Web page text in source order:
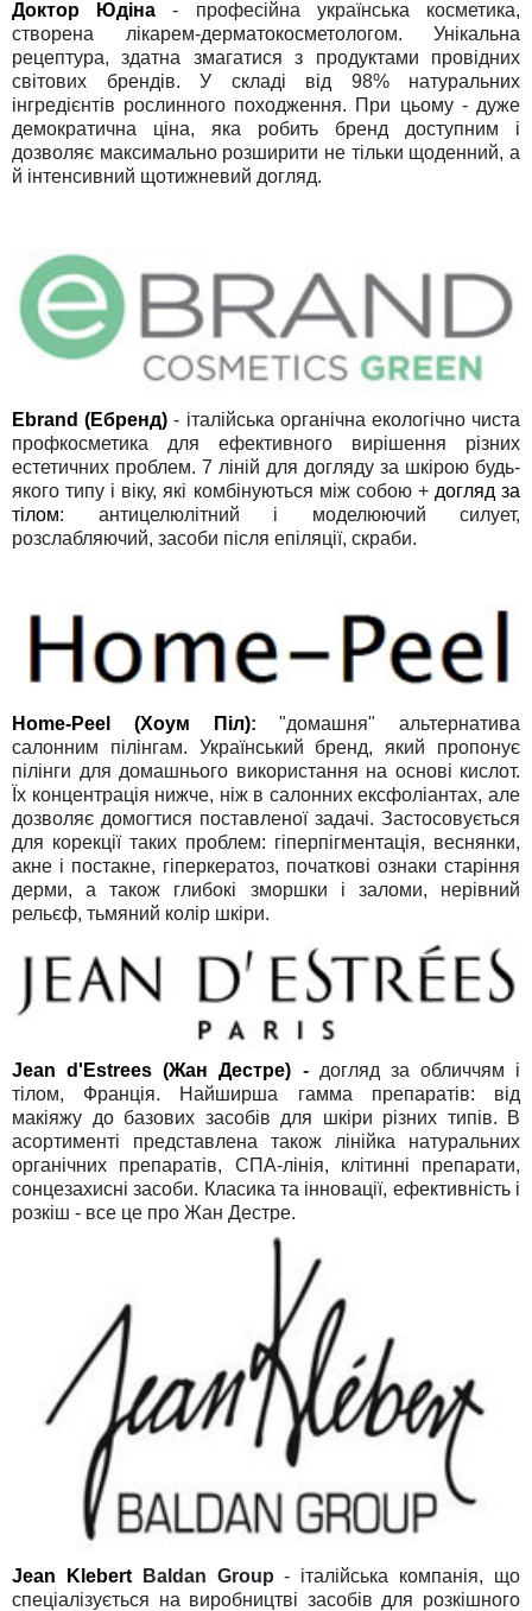
Доктор Юдіна - професійна українська косметика,
створена лікарем-дерматокосметологом. Унікальна
рецептура, здатна змагатися з продуктами провідних
світових брендів. У складі від 98% натуральних
інгредієнтів рослинного походження. При цьому - дуже
демократична ціна, яка робить бренд доступним і
дозволяє максимально розширити не тільки щоденний, а
й інтенсивний щотижневий догляд.
Ebrand (Ебренд) - італійська органічна екологічно чиста
профкосметика для ефективного вирішення різних
естетичних проблем. 7 ліній для догляду за шкірою будь-
якого типу і віку, які комбінуються між собою +догляд за
тілом: антицелюлітний і моделюючий силует,
розслабляючий, засоби після епіляції, скраби.
Home-Peel (Хоум Піл): "домашня" альтернатива
салонним пілінгам. Український бренд, який пропонує
пілінги для домашнього використання на основі кислот.
Їх концентрація нижче, ніж в салонних ексфоліантах, але
дозволяє домогтися поставленої задачі. Застосовується
для корекції таких проблем: гіперпігментація, веснянки,
акне і постакне, гіперкератоз, початкові ознаки старіння
дерми, а також глибокі зморшки і заломи, нерівний
рельєф, тьмяний колір шкіри.
Jean d'Estrees (Жан Дестре) -догляд за обличчям і
тілом, Франція. Найширша гамма препаратів: від
макіяжу до базових засобів для шкіри різних типів. В
асортименті представлена також лінійка натуральних
органічних препаратів, СПА-лінія, клітинні препарати,
сонцезахисні засоби. Класика та інновації, ефективність і
розкіш - все це про Жан Дестре.
Jean KlebertBaldan Group - італійська компанія, що
спеціалізується на виробництві засобів для розкішного